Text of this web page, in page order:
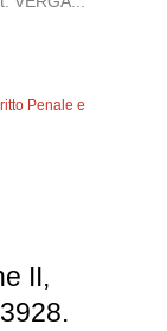
Penale e
II,